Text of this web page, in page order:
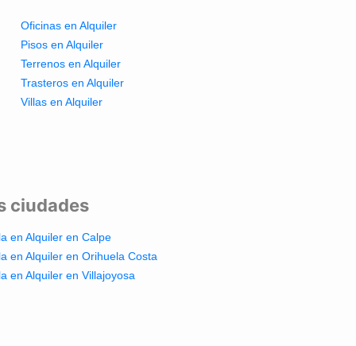
Oficinas en Alquiler
Pisos en Alquiler
Terrenos en Alquiler
Trasteros en Alquiler
Villas en Alquiler
ciudades
en Alquiler en Calpe
en Alquiler en Orihuela Costa
en Alquiler en Villajoyosa